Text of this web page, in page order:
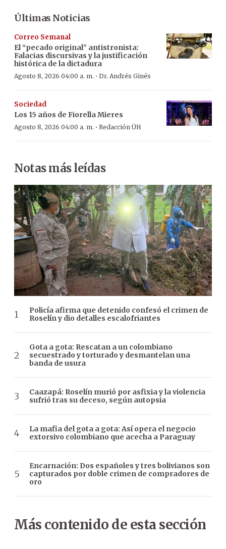
Últimas Noticias
Correo Semanal
El “pecado original” antistronista:
Falacias discursivas y la justificación
histórica de la dictadura
Agosto 8, 2026 04:00 a. m. · Dr. Andrés Ginés
Sociedad
Los 15 años de Fiorella Mieres
Agosto 8, 2026 04:00 a. m. · Redacción ÚH
Notas más leídas
Policía afirma que detenido confesó el crimen de
Roselín y dio detalles escalofriantes
Gota a gota: Rescatan a un colombiano
secuestrado y torturado y desmantelan una
banda de usura
Caazapá: Roselín murió por asfixia y la violencia
sufrió tras su deceso, según autopsia
La mafia del gota a gota: Así opera el negocio
extorsivo colombiano que acecha a Paraguay
Encarnación: Dos españoles y tres bolivianos son
capturados por doble crimen de compradores de
oro
Más contenido de esta sección